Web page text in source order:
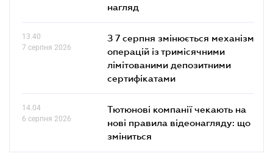
нагляд
13.40
7 серпня 2026
З 7 серпня змінюється механізм
операцій із тримісячними
лімітованими депозитними
сертифікатами
14.04
6 серпня 2026
Тютюнові компанії чекають на
нові правила відеонагляду: що
зміниться